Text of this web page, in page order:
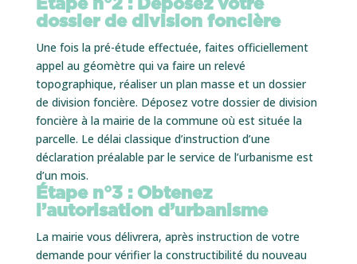
Étape n°2 : Déposez votre
dossier de division foncière
Une fois la pré-étude effectuée, faites officiellement
appel au géomètre qui va faire un relevé
topographique, réaliser un plan masse et un dossier
de division foncière. Déposez votre dossier de division
foncière à la mairie de la commune où est située la
parcelle. Le délai classique d’instruction d’une
déclaration préalable par le service de l’urbanisme est
d’un mois.
Étape n°3 : Obtenez
l’autorisation d’urbanisme
La mairie vous délivrera, après instruction de votre
demande pour vérifier la constructibilité du nouveau